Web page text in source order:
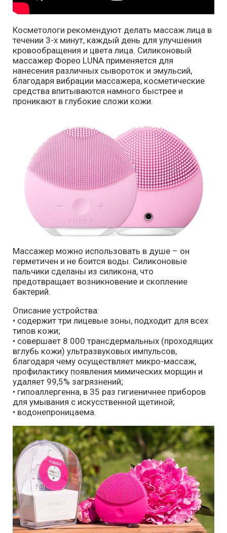
Косметологи рекомендуют делать массаж лица в
течении 3-х минут, каждый день для улучшения
кровообращения и цвета лица. Силиконовый
массажер Форео LUNA применяется для
нанесения различных сывороток и эмульсий,
благодаря вибрации массажера, косметические
средства впитываются намного быстрее и
проникают в глубокие сложи кожи.
Массажер можно использовать в душе – он
герметичен и не боится воды. Силиконовые
пальчики сделаны из силикона, что
предотвращает возникновение и скопление
бактерий.
Описание устройства:
• содержит три лицевые зоны, подходит для всех
типов кожи;
• совершает 8 000 трансдермальных (проходящих
вглубь кожи) ультразвуковых импульсов,
благодаря чему осуществляет микро-массаж,
профилактику появления мимических морщин и
удаляет 99,5% загрязнений;
• гипоаллергенна, в 35 раз гигиеничнее приборов
для умывания с искусственной щетиной;
• водонепроницаема.